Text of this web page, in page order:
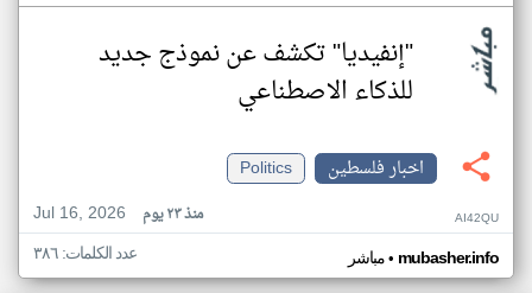
"إنفيديا" تكشف عن نموذج جديد
للذكاء الاصطناعي
اخبار فلسطين
Politics
Jul 16, 2026
منذ ٢٣ يوم AI42QU
مباشر• mubasher.info عدد الكلمات: ٣٨٦